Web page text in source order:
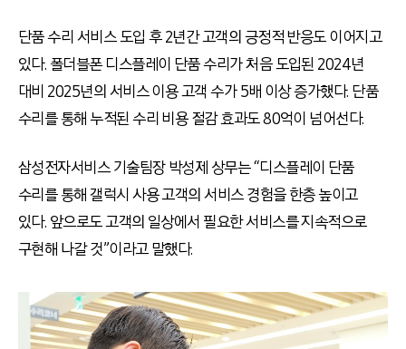
단품 수리 서비스 도입 후 2년간 고객의 긍정적 반응도 이어지고
있다. 폴더블폰 디스플레이 단품 수리가 처음 도입된 2024년
대비 2025년의 서비스 이용 고객 수가 5배 이상 증가했다. 단품
수리를 통해 누적된 수리 비용 절감 효과도 80억이 넘어선다.
삼성전자서비스 기술팀장 박성제 상무는 “디스플레이 단품
수리를 통해 갤럭시 사용 고객의 서비스 경험을 한층 높이고
있다. 앞으로도 고객의 일상에서 필요한 서비스를 지속적으로
구현해 나갈 것”이라고 말했다.